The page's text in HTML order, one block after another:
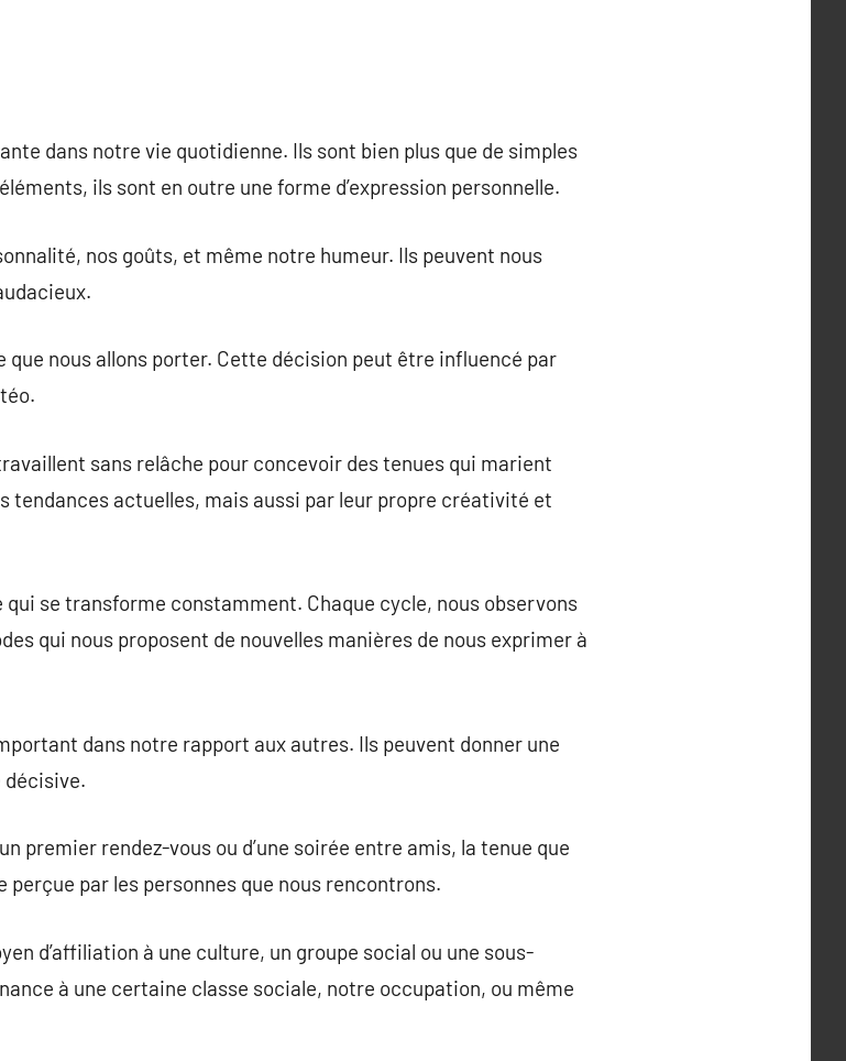
dans notre vie quotidienne. Ils sont bien plus que de simples
ils sont en outre une forme d’expression personnelle.
nos goûts, et même notre humeur. Ils peuvent nous
que nous allons porter. Cette décision peut être influencé par
sans relâche pour concevoir des tenues qui marient
tendances actuelles, mais aussi par leur propre créativité et
se transforme constamment. Chaque cycle, nous observons
qui nous proposent de nouvelles manières de nous exprimer à
dans notre rapport aux autres. Ils peuvent donner une
premier rendez-vous ou d’une soirée entre amis, la tenue que
par les personnes que nous rencontrons.
d’affiliation à une culture, un groupe social ou une sous-
à une certaine classe sociale, notre occupation, ou même